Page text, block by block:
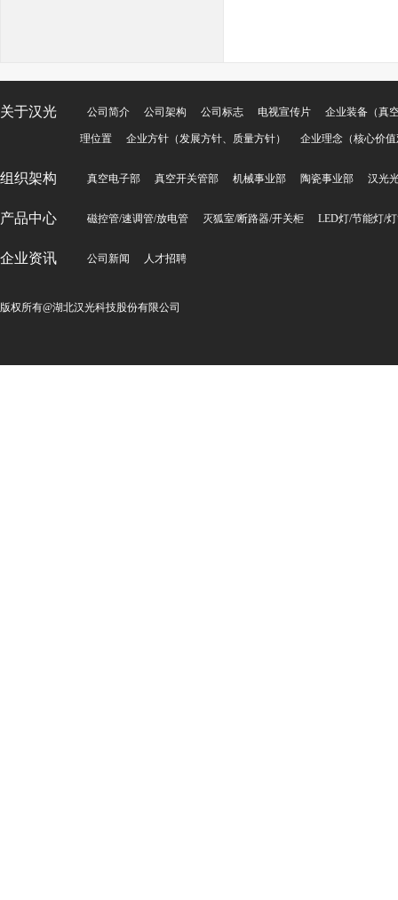
关于汉光 公司简介 公司架构 公司标志 电视宣传片 企业装备（真
理位置 企业方针（发展方针、质量方针） 企业理念（核心价
组织架构 真空电子部 真空开关管部 机械事业部 陶瓷事业部 汉光
产品中心 磁控管/速调管/放电管 灭狐室/断路器/开关柜 LED灯/节能灯/
企业资讯 公司新闻 人才招聘
版权所有@湖北汉光科技股份有限公司